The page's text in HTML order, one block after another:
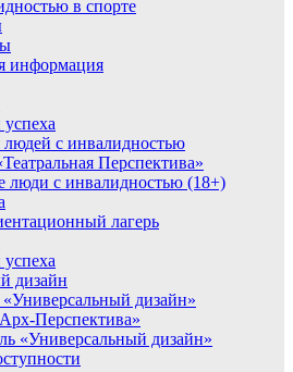
в спорте
информация
с инвалидностью
Перспектива»
люди с инвалидностью (18+)
лагерь
дизайн
дизайн»
Перспектива»
«Универсальный дизайн»